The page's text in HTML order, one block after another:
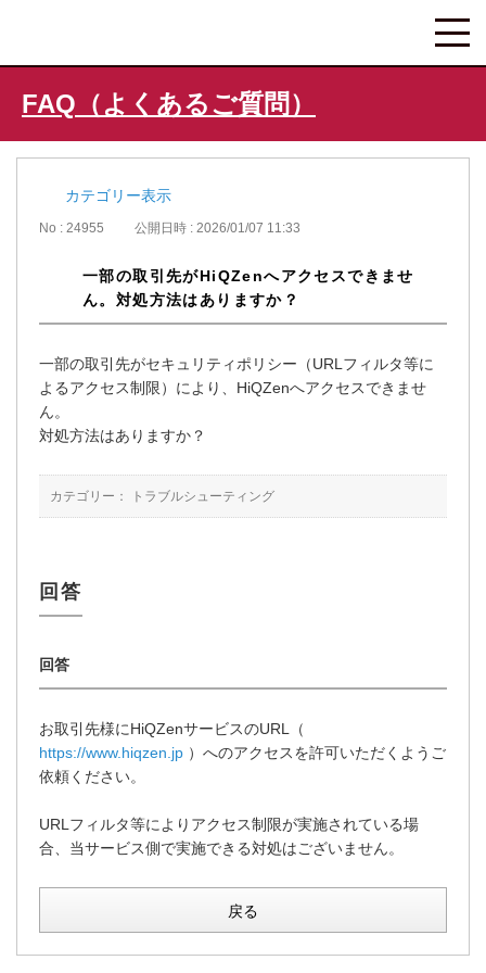
FAQ（よくあるご質問）
カテゴリー表示
No : 24955 公開日時 : 2026/01/07 11:33
一部の取引先がHiQZenへアクセスできませ
ん。対処方法はありますか？
一部の取引先がセキュリティポリシー（URLフィルタ等に
よるアクセス制限）により、HiQZenへアクセスできませ
ん。
対処方法はありますか？
カテゴリー： トラブルシューティング
お取引先様にHiQZenサービスのURL（
https://www.hiqzen.jp ）へのアクセスを許可いただくようご
依頼ください。
URLフィルタ等によりアクセス制限が実施されている場
合、当サービス側で実施できる対処はございません。
戻る